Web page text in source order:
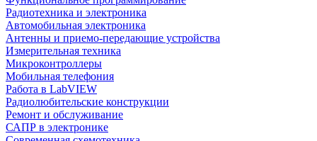
Радиотехника и электроника
Автомобильная электроника
Антенны и приемо-передающие устройства
Измерительная техника
Микроконтроллеры
Мобильная телефония
Работа в LabVIEW
Радиолюбительские конструкции
Ремонт и обслуживание
САПР в электронике